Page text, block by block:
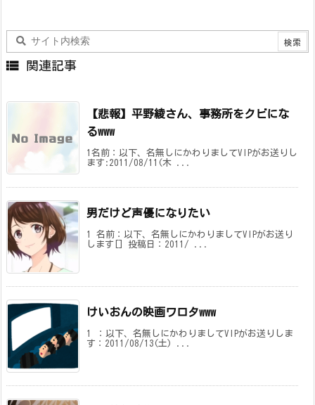
 関連記事
【悲報】平野綾さん、事務所をクビにな
るwww
1名前：以下、名無しにかわりましてVIPがお送りし
ます:2011/08/11(木 ...
男だけど声優になりたい
1 名前：以下、名無しにかわりましてVIPがお送り
します[] 投稿日：2011/ ...
けいおんの映画ワロタwww
1 ：以下、名無しにかわりましてVIPがお送りしま
す：2011/08/13(土) ...